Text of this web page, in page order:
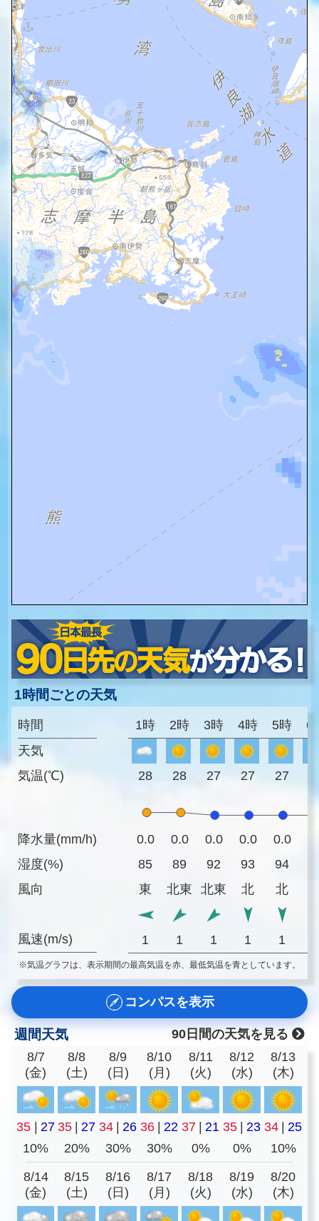
1時間ごとの天気
時間
天気
気温(℃)
降水量(mm/h)
湿度(%)
風向
風速(m/s)
1時 2時 3時 4時 5時 6
28 28 27 27 27
0.0 0.0 0.0 0.0 0.0
85
89 92 93 94
東
北東 北東 北 北
1 1 1 1 1
※気温グラフは、表示期間の最高気温を赤、最低気温を青としています。
コンパスを表示
週間天気
90日間の天気を見る
8/7
(金)
8/8
(土)
8/9
(日)
8/10
(月)
8/11
(火)
8/12
(水)
8/13
(木)
35 | 27 35 | 27 34 | 26 36 | 22 37 | 21 35 | 23 34 | 25
10%
20% 30% 30% 0% 0% 10%
8/14
(金)
8/15
(土)
8/16
(日)
8/17
(月)
8/18
(火)
8/19
(水)
8/20
(木)